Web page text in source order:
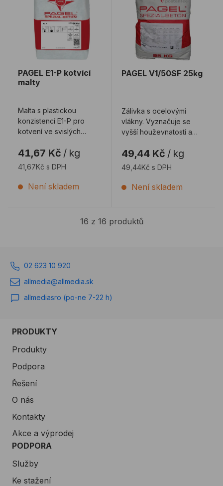
PAGEL E1-P kotvící
malty
Malta s plastickou
konzistencí E1-P pro
kotvení ve svislých
vyplňování spár, dut ...
41,67 Kč / kg
41,67Kč s DPH
Není skladem
PAGEL V1/50SF 25kg
Zálivka s ocelovými
vlákny. Vyznačuje se
vyšší houževnatostí a
V1/50SF záliv ...
49,44 Kč / kg
49,44Kč s DPH
Není skladem
16 z 16 produktů
02 623 10 920
allmedia@allmedia.sk
allmediasro (po-ne 7-22 h)
PRODUKTY
Produkty
Podpora
Řešení
O nás
Kontakty
Akce a výprodej
PODPORA
Služby
Ke stažení